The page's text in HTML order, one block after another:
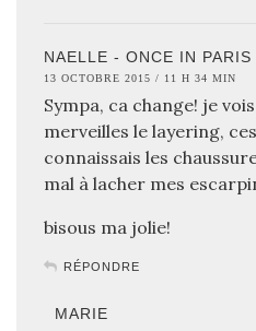
NAELLE - ONCE IN PARIS
13 OCTOBRE 2015 / 11 H 34 MIN
Sympa, ca change! je
merveilles le layering,
connaissais les
mal à lacher mes
bisous ma jolie!
RÉPONDRE
MARIE